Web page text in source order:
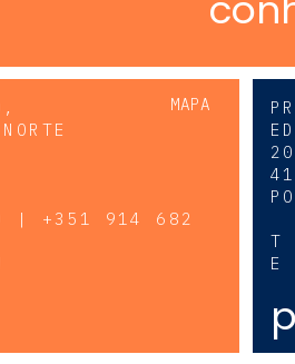
MAPA
| +351 914 682
T
E